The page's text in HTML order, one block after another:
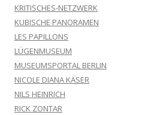
KRITISCHES-NETZWERK
KUBISCHE PANORAMEN
LES PAPILLONS
LÜGENMUSEUM
MUSEUMSPORTAL BERLIN
NICOLE DIANA KÄSER
NILS HEINRICH
RICK ZONTAR